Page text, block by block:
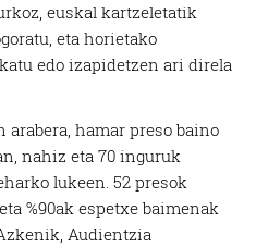
euskal kartzeletatik
eta horietako
edo izapidetzen ari direla
hamar preso baino
nahiz eta 70 inguruk
lukeen. 52 presok
%90ak espetxe baimenak
Audientzia